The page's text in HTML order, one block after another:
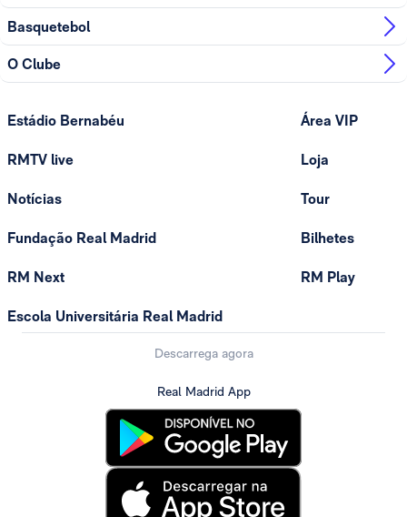
Basquetebol
O Clube
Estádio Bernabéu
RMTV live
Notícias
Fundação Real Madrid
RM Next
Escola Universitária Real Madrid
Área VIP
Loja
Tour
Bilhetes
RM Play
Descarrega agora
Real Madrid App